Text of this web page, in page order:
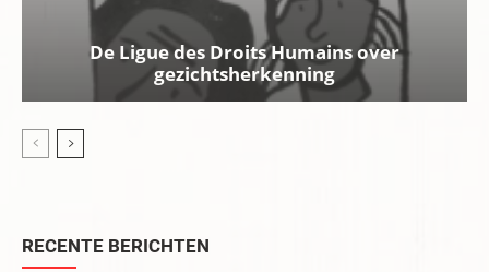
De Ligue des Droits Humains over
gezichtsherkenning
RECENTE BERICHTEN